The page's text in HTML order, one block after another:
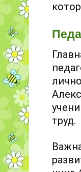
труд.